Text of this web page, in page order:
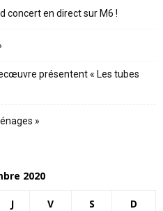
concert en direct sur M6 !
présentent « Les tubes
»
2020
J V S D